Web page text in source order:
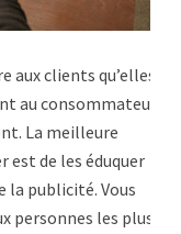
clients qu’elles
au consommateur
La meilleure
est de les éduquer
la publicité. Vous
personnes les plus